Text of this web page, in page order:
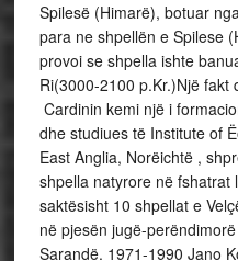
Spilesë (Himarë), botuar
para ne shpellën e Spilese
provoi se shpella ishte
Ri(3000-2100 p.Kr.)Një fakt
Cardinin kemi një i
dhe studiues të Institute of
East Anglia, Norëichtë ,
shpella natyrore në
saktësisht 10 shpellat e
në pjesën jugë-
Sarandë. 1971-1990 Jano